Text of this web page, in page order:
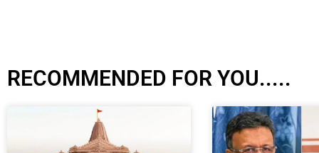
RECOMMENDED FOR YOU.....